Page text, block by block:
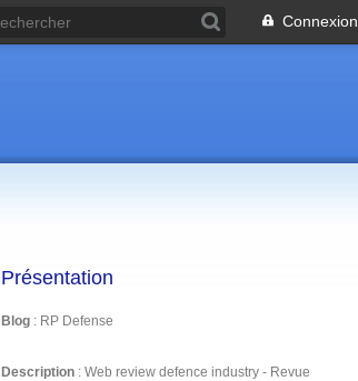
Connexion
Présentation
Blog : RP Defense
Description : Web review defence industry - Revue